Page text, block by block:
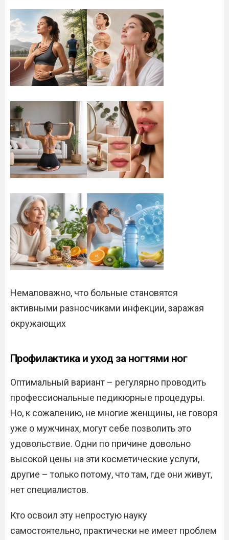
Немаловажно, что больные становятся
активными разносчиками инфекции, заражая
окружающих
Профилактика и уход за ногтями ног
Оптимальный вариант – регулярно проводить
профессиональные педикюрные процедуры.
Но, к сожалению, не многие женщины, не говоря
уже о мужчинах, могут себе позволить это
удовольствие. Одни по причине довольно
высокой цены на эти косметические услуги,
другие – только потому, что там, где они живут,
нет специалистов.
Кто освоил эту непростую науку
самостоятельно, практически не имеет проблем